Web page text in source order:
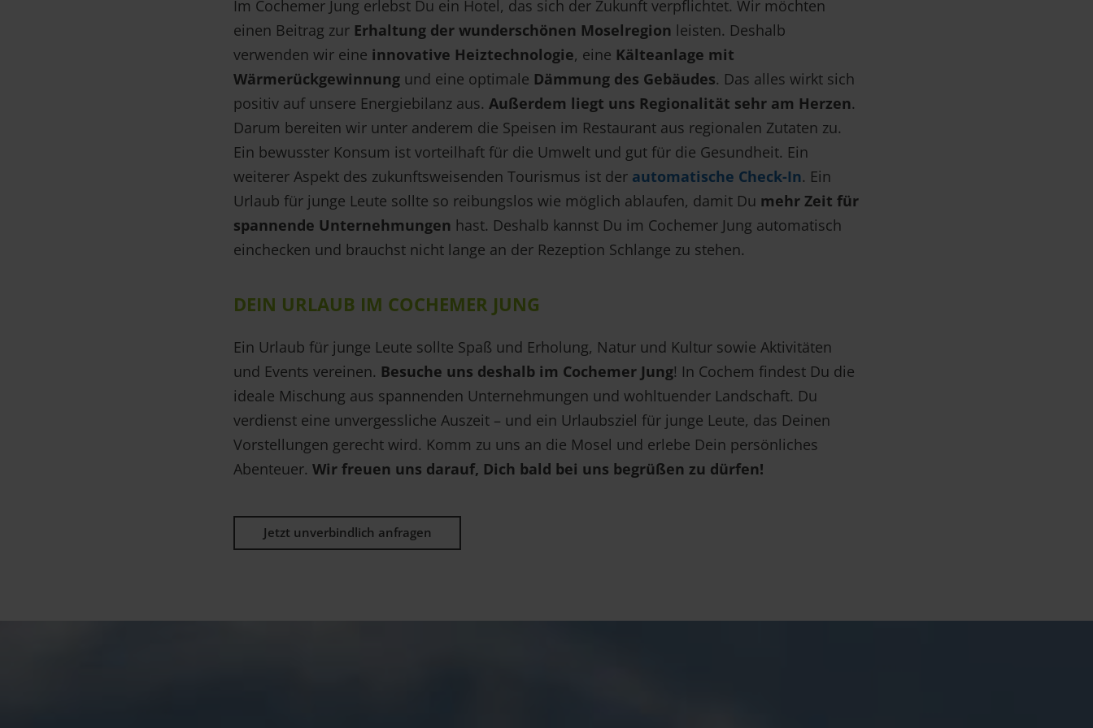
Im Cochemer Jung erlebst Du ein Hotel, das sich der Zukunft verpflichtet. Wir möchten
einen Beitrag zur Erhaltung der wunderschönen Moselregion leisten. Deshalb
verwenden wir eine innovative Heiztechnologie, eine Kälteanlage mit
Wärmerückgewinnung und eine optimale Dämmung des Gebäudes. Das alles wirkt sich
positiv auf unsere Energiebilanz aus. Außerdem liegt uns Regionalität sehr am Herzen.
Darum bereiten wir unter anderem die Speisen im Restaurant aus regionalen Zutaten zu.
Ein bewusster Konsum ist vorteilhaft für die Umwelt und gut für die Gesundheit. Ein
weiterer Aspekt des zukunftsweisenden Tourismus ist der automatische Check-In. Ein
Urlaub für junge Leute sollte so reibungslos wie möglich ablaufen, damit Du mehr Zeit für
spannende Unternehmungen hast. Deshalb kannst Du im Cochemer Jung automatisch
einchecken und brauchst nicht lange an der Rezeption Schlange zu stehen.
DEIN URLAUB IM COCHEMER JUNG
Ein Urlaub für junge Leute sollte Spaß und Erholung, Natur und Kultur sowie Aktivitäten
und Events vereinen. Besuche uns deshalb im Cochemer Jung! In Cochem findest Du die
ideale Mischung aus spannenden Unternehmungen und wohltuender Landschaft. Du
verdienst eine unvergessliche Auszeit – und ein Urlaubsziel für junge Leute, das Deinen
Vorstellungen gerecht wird. Komm zu uns an die Mosel und erlebe Dein persönliches
Abenteuer. Wir freuen uns darauf, Dich bald bei uns begrüßen zu dürfen!
Jetzt unverbindlich anfragen